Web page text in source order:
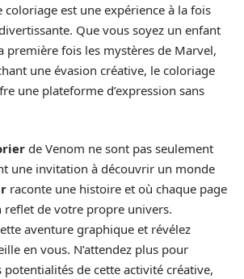
coloriage est une expérience à la fois
Que vous soyez un enfant
première fois les mystères de Marvel,
une évasion créative, le coloriage
une plateforme d’expression sans
de Venom ne sont pas seulement
une invitation à découvrir un monde
raconte une histoire et où chaque page
reflet de votre propre univers.
aventure graphique et révélez
en vous. N’attendez plus pour
de cette activité créative,